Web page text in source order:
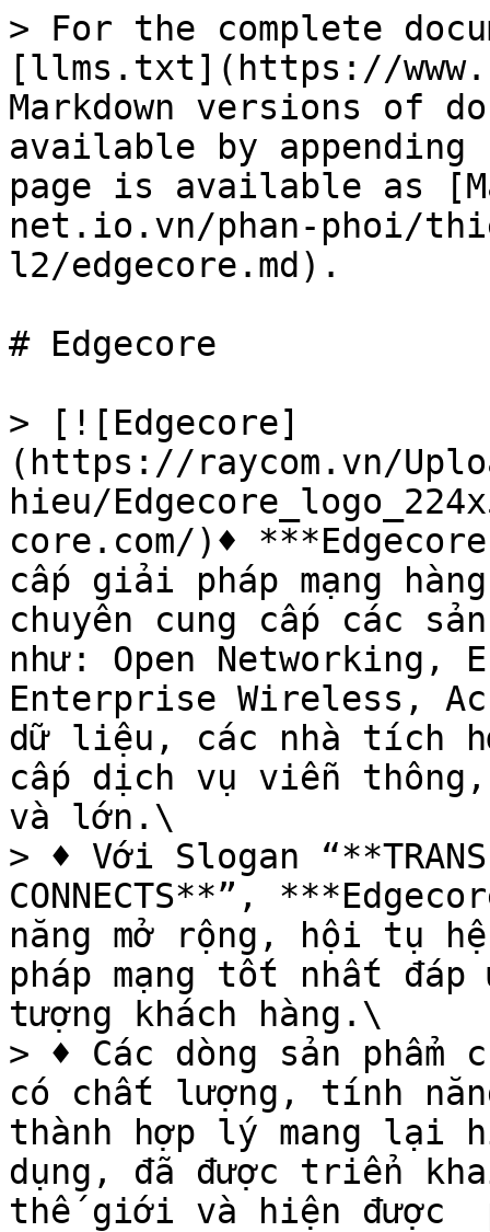
> For the complete
[llms.txt](https://
Markdown versions of
available by
page is available as
net.io.vn/phan-phoi/
l2/edgecore.md).
# Edgecore
> [![Edgecore]
(https://raycom.vn/
hieu/
core.com/)♦
cấp giải pháp mạng
chuyên cung cấp các
như: Open Networking,
Enterprise Wireless,
dữ liệu, các nhà tích
cấp dịch vụ viễn
và lớn.\
> ♦ Với Slogan
CONNECTS**”,
năng mở rộng, hội tụ
pháp mạng tốt nhất
tượng khách hàng.\
> ♦ Các dòng sản phẩm
có chất lượng, tính
thành hợp lý mang lại
dụng, đã được triển
thế giới và hiện được